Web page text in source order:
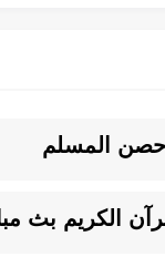
حصن المسلم
الكريم بث